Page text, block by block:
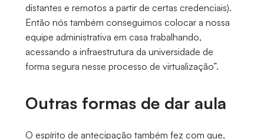
distantes e remotos a partir de certas credenciais).
Então nós também conseguimos colocar a nossa
equipe administrativa em casa trabalhando,
acessando a infraestrutura da universidade de
forma segura nesse processo de virtualização”.
Outras formas de dar aula
O espírito de antecipação também fez com que,